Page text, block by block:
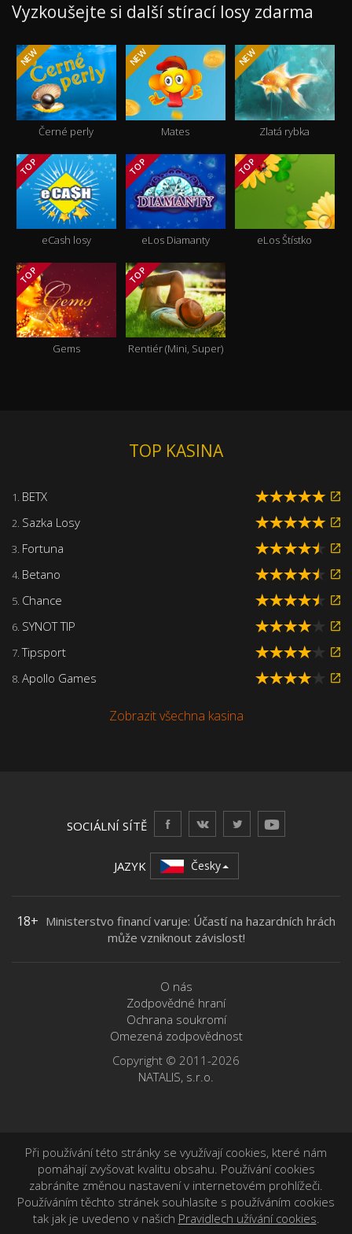
Vyzkoušejte si další stírací losy zdarma
NEW
Černé perly
NEW
Mates
NEW
Zlatá rybka
TOP
eCash losy
TOP
eLos Diamanty
TOP
eLos Štístko
TOP
Gems
TOP
Rentiér (Mini, Super)
TOP KASINA
1. BETX
2. Sazka Losy
3. Fortuna
4. Betano
5. Chance
6. SYNOT TIP
7.Tipsport
8. Apollo Games
Zobrazit všechna kasina
SOCIÁLNÍ SÍTĚ
JAZYK Česky
18+ Ministerstvo financí varuje: Účastí na hazardních hrách
může vzniknout závislost!
O nás
Zodpovědné hraní
Ochrana soukromí
Omezená zodpovědnost
Copyright © 2011-2026
NATALIS, s.r.o.
Při používání této stránky se využívají cookies, které nám
pomáhají zvyšovat kvalitu obsahu. Používání cookies
zabráníte změnou nastavení v internetovém prohlížeči.
Používáním těchto stránek souhlasíte s používáním cookies
tak jak je uvedeno v našich Pravidlech užívání cookies.